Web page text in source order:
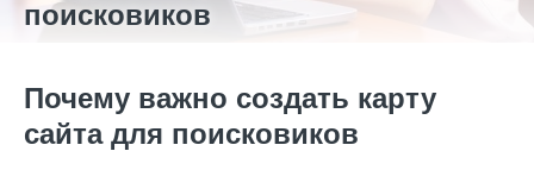
поисковиков
Почему важно создать карту
сайта для поисковиков